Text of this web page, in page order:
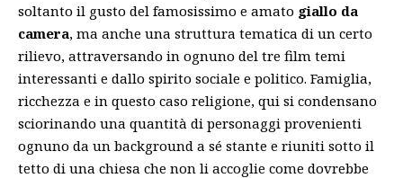
soltanto il gusto del famosissimo e amato giallo da
camera, ma anche una struttura tematica di un certo
rilievo, attraversando in ognuno del tre film temi
interessanti e dallo spirito sociale e politico. Famiglia,
ricchezza e in questo caso religione, qui si condensano
sciorinando una quantità di personaggi provenienti
ognuno da un background a sé stante e riuniti sotto il
tetto di una chiesa che non li accoglie come dovrebbe